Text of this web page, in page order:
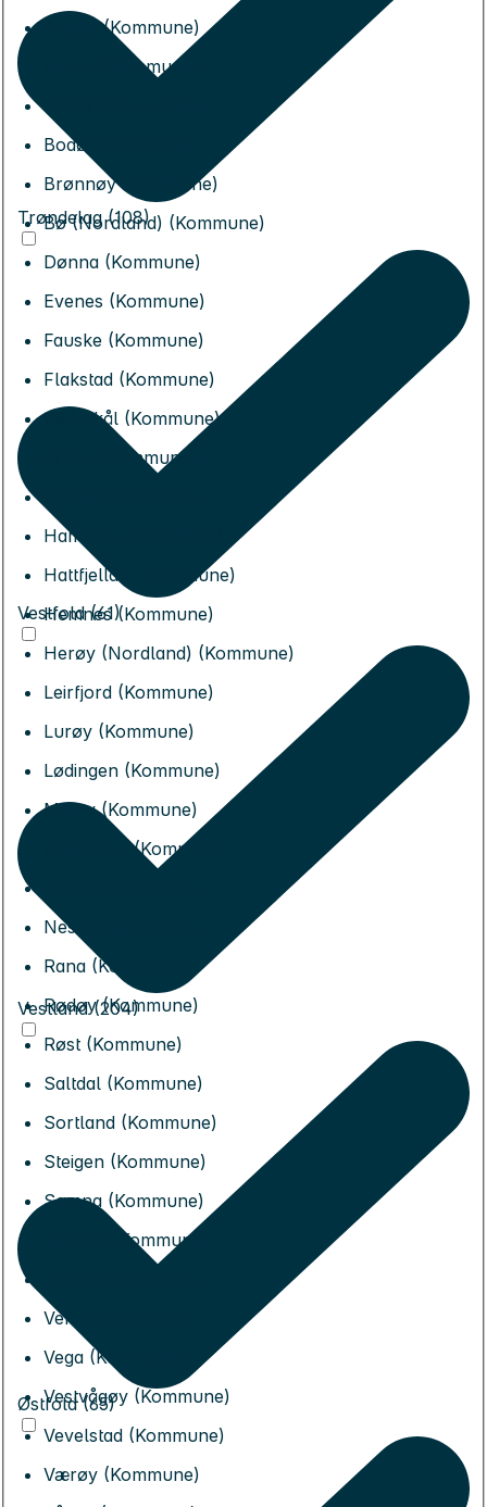
Andøy (Kommune)
Beiarn (Kommune)
Bindal (Kommune)
Bodø (Kommune)
Brønnøy (Kommune)
Bø (Nordland) (Kommune)
Dønna (Kommune)
Evenes (Kommune)
Fauske (Kommune)
Flakstad (Kommune)
Gildeskål (Kommune)
Grane (Kommune)
Hamarøy (Kommune)
Hattfjelldal (Kommune)
Hemnes (Kommune)
Herøy (Nordland) (Kommune)
Leirfjord (Kommune)
Lurøy (Kommune)
Lødingen (Kommune)
Meløy (Kommune)
Moskenes (Kommune)
Nesna (Kommune)
Rana (Kommune)
Rødøy (Kommune)
Røst (Kommune)
Saltdal (Kommune)
Sortland (Kommune)
Steigen (Kommune)
Sømna (Kommune)
Sørfold (Kommune)
Vefsn (Kommune)
Vega (Kommune)
Vestvågøy (Kommune)
Vevelstad (Kommune)
Værøy (Kommune)
Trøndelag (108)
Vestfold (61)
Vestland (204)
Østfold (65)